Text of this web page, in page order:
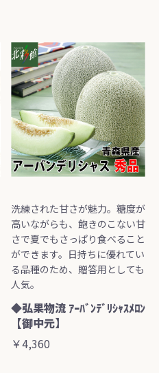
洗練された甘さが魅力。糖度が
高いながらも、飽きのこない甘
さで夏でもさっぱり食べること
ができます。日持ちに優れてい
る品種のため、贈答用としても
人気。
◆弘果物流 ｱｰﾊﾞﾝﾃﾞﾘｼｬｽﾒﾛﾝ
【御中元】
￥4,360